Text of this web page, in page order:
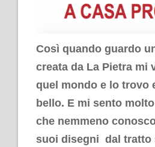
Così quando guardo
creata da La Pietra mi
quel mondo e lo trovo
bello. E mi sento
che nemmeno
suoi disegni dal tratto